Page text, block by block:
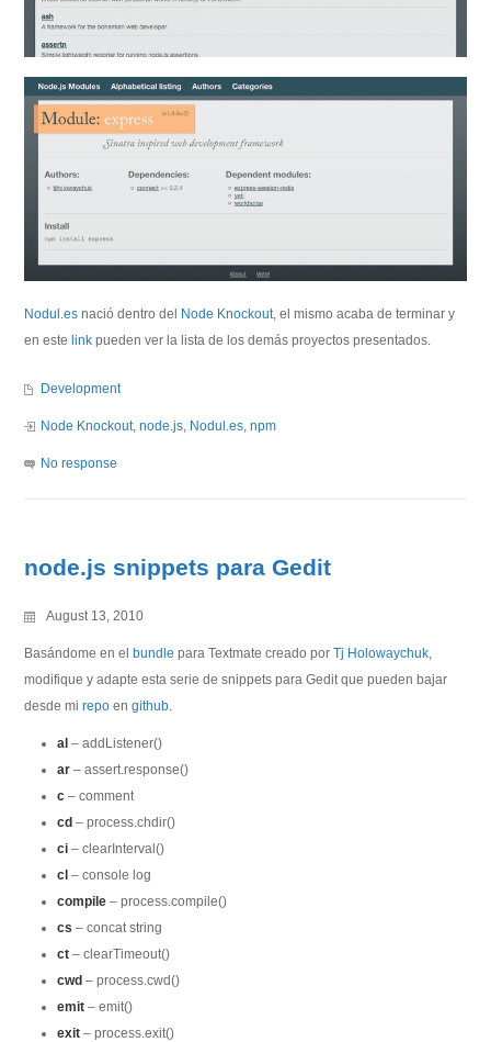
Nodul.es nació dentro del Node Knockout, el mismo acaba de terminar y
en estelink pueden ver la lista de los demás proyectos presentados.
Development
Node Knockout,node.js Nodul.es ,npm
No response
node.js snippets para Gedit
August 13, 2010
Basándome en elbundle para Textmate creado porTj Holowaychuk
modifique y adapte esta serie de snippets para Gedit que pueden bajar
desde mirepo engithub
al – addListener()
ar – assert.response()
c – comment
cd – process.chdir()
ci – clearInterval()
cl – console log
compile – process.compile()
cs – concat string
ct – clearTimeout()
cwd – process.cwd()
emit – emit()
exit – process.exit()